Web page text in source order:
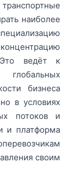
наиболее
Это ведёт к
бизнеса
в условиях
потоков и
и платформа
своим